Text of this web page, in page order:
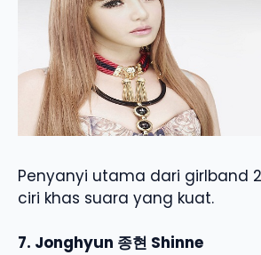
Penyanyi utama dari girlband
ciri khas suara yang kuat.
7. Jonghyun 종현 Shinne